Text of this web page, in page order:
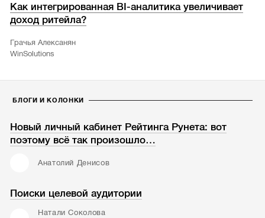
Как интегрированная BI-аналитика увеличивает
доход ритейла?
Грачья Алексанян
WinSolutions
БЛОГИ И КОЛОНКИ
Новый личный кабинет Рейтинга Рунета: вот
поэтому всё так произошло…
Анатолий Денисов
Поиски целевой аудитории
Натали Соколова